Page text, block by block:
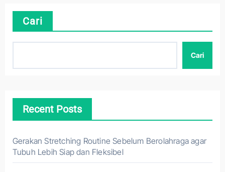
Cari
Cari
Recent Posts
Gerakan Stretching Routine Sebelum Berolahraga agar
Tubuh Lebih Siap dan Fleksibel